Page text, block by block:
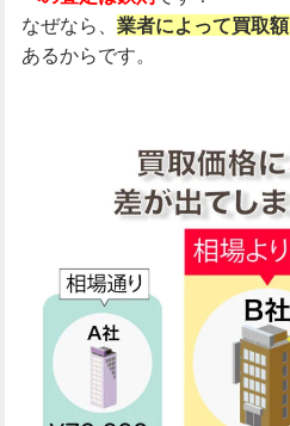
なぜなら、 業者によって買取
あるからです。